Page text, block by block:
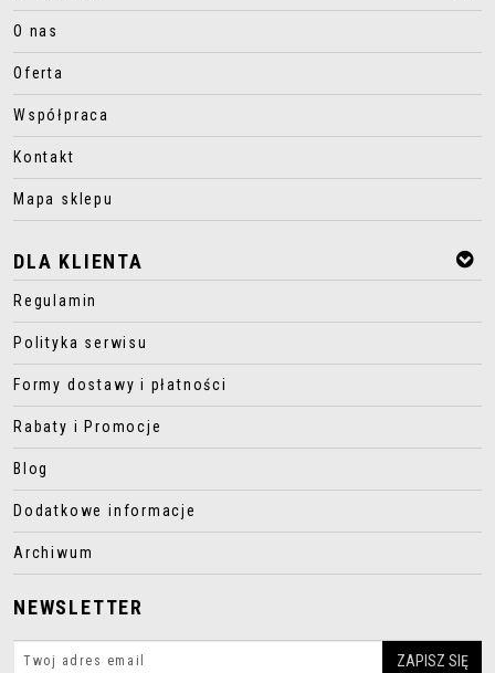
O nas
Oferta
Współpraca
Kontakt
Mapa sklepu
DLA KLIENTA
Regulamin
Polityka serwisu
Formy dostawy i płatności
Rabaty i Promocje
Blog
Dodatkowe informacje
Archiwum
NEWSLETTER